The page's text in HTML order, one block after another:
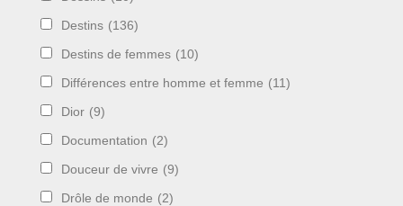
Destins (136)
Destins de femmes (10)
Différences entre homme et femme (11)
Dior (9)
Documentation (2)
Douceur de vivre (9)
Drôle de monde (2)